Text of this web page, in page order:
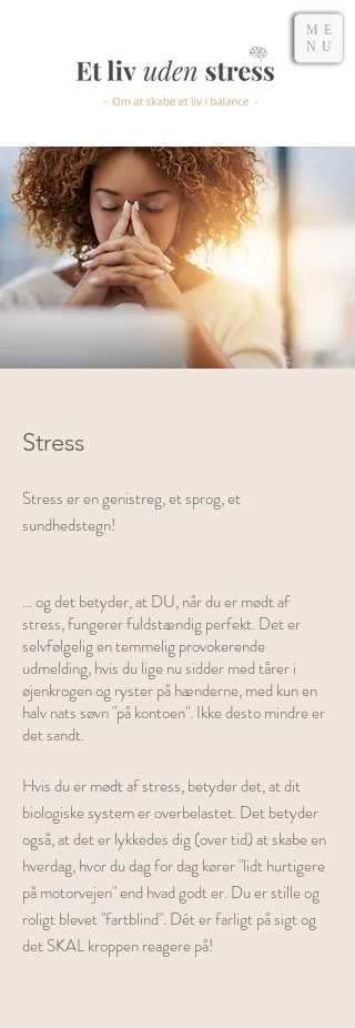
ME
NU
Stress
Stress er en genistreg, et sprog, et
sundhedstegn!​
... og det betyder, at DU, når du er mødt af
stress, fungerer fuldstændig perfekt. Det er
selvfølgelig en temmelig provokerende
udmelding, hvis du lige nu sidder med tårer i
øjenkrogen og ryster på hænderne, med kun en
halv nats søvn "på kontoen". Ikke desto mindre er
det sandt.
Hvis du er mødt af stress, betyder det, at dit
biologiske system er overbelastet. Det betyder
også, at det er lykkedes dig (over tid) at skabe en
hverdag, hvor du dag for dag kører "lidt hurtigere
på motorvejen" end hvad godt er. Du er stille og
roligt blevet "fartblind". Dét er farligt på sigt og
det SKAL kroppen reagere på!